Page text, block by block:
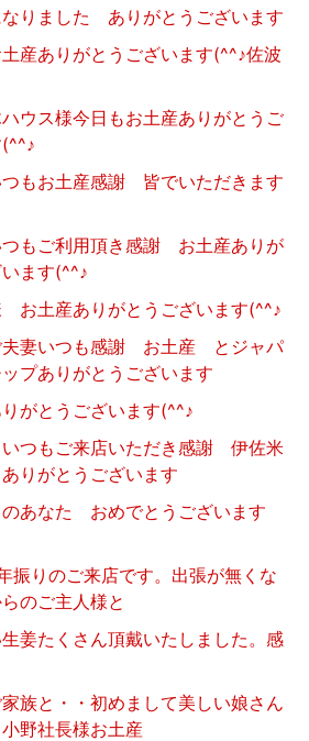
なりました ありがとうございます
産ありがとうございます(^^♪佐波
ウス様今日もお土産ありがとうご
つもお土産感謝 皆でいただきます
もご利用頂き感謝 お土産ありが
ます(^^♪
お土産ありがとうございます(^^♪
夫妻いつも感謝 お土産 とジャパ
プありがとうございます
がとうございます(^^♪
つもご来店いただき感謝 伊佐米
ありがとうございます
のあなた おめでとうございます
振りのご来店です。出張が無くな
のご主人様と
姜たくさん頂戴いたしました。感
族と・・初めまして美しい娘さん
野社長様お土産